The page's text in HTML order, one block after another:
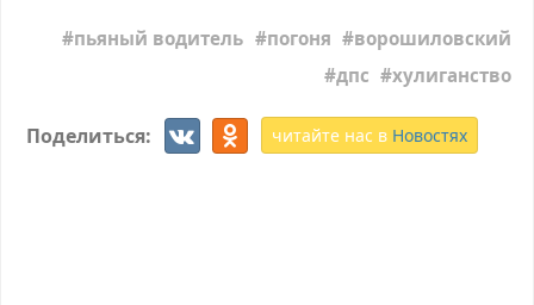
пьяный водитель погоня
ворошиловский
дпс
хулиганство
Поделиться: читайте нас в Новостях